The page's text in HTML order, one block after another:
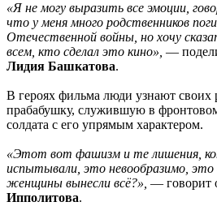
«Я не могу выразить все эмоции,
что у меня много родственников
Отечественной войны, но хочу
всем, кто сделал это кино», —
Лидия Башкатова.
В героях фильма люди узнают своих
прабабушку, служившую в
солдата с его упрямым характером.
«Этот вот фашизм и те лишения,
испытывали, это невообразимо, это
женщины вынесли всё?», — говорит
Ипполитова.